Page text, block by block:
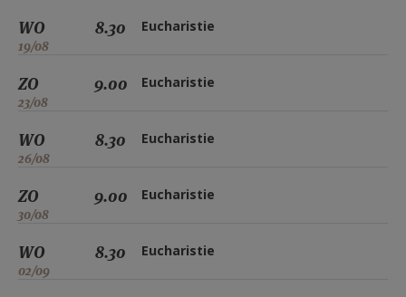
WO
19/08
8.30 Eucharistie
ZO
23/08
9.00 Eucharistie
WO
26/08
8.30 Eucharistie
ZO
30/08
9.00 Eucharistie
WO
02/09
8.30 Eucharistie